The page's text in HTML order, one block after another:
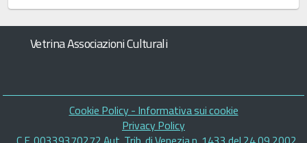
Vetrina Associazioni Culturali
Piè
di
Cookie Policy - Informativa sui cookie
Privacy Policy